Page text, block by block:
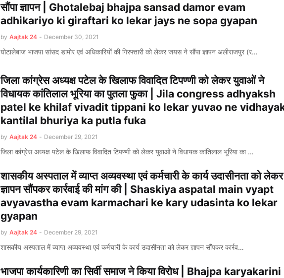
सौंपा ज्ञापन | Ghotalebaj bhajpa sansad damor evam
adhikariyo ki giraftari ko lekar jays ne sopa gyapan
by Aajtak 24 - December 30, 2021
घोटालेबाज भाजपा सांसद डामोर एवं अधिकारियों की गिरफ्तारी को लेकर जयस ने सौंपा ज्ञापन अलीराजपुर (र…
जिला कांग्रेस अध्यक्ष पटेल के खिलाफ विवादित टिपण्णी को लेकर युवाओं ने
विधायक कांतिलाल भूरिया का पुतला फुका | Jila congress adhyaksh
patel ke khilaf vivadit tippani ko lekar yuvao ne
kantilal bhuriya ka putla fuka
by Aajtak 24 - December 29, 2021
जिला कांग्रेस अध्यक्ष पटेल के खिलाफ विवादित टिपण्णी को लेकर युवाओं ने विधायक कांतिलाल भूरिया का …
शासकीय अस्पताल में व्याप्त अव्यवस्था एवं कर्मचारी के कार्य उदासीनता को लेकर
ज्ञापन सौंपकर कार्रवाई की मांग की | Shaskiya aspatal main vyapt
avyavastha evam karmachari ke kary udasinta ko lekar
gyapan
by Aajtak 24 - December 29, 2021
शासकीय अस्पताल में व्याप्त अव्यवस्था एवं कर्मचारी के कार्य उदासीनता को लेकर ज्ञापन सौंपकर कार्रव…
भाजपा कार्यकारिणी का सिर्वी समाज ने किया विरोध | Bhajpa karyakarini